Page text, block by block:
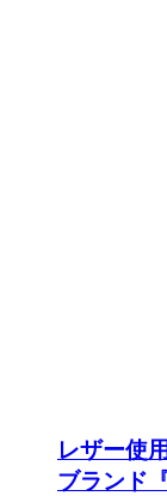
レザー使
ブランド